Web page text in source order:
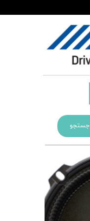
جستجو